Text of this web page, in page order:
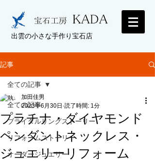
出雲の小さな手作り宝石店
記事
全ての記事
ブライダルリングストーリー
リフォームストーリー
オーダージュエリー
全ての記事
プラチナ・ダイヤモンド
ペンダントネックレス・
ジュエリーリフォーム
加田佳男
2023年6月30日 読了時間: 1分